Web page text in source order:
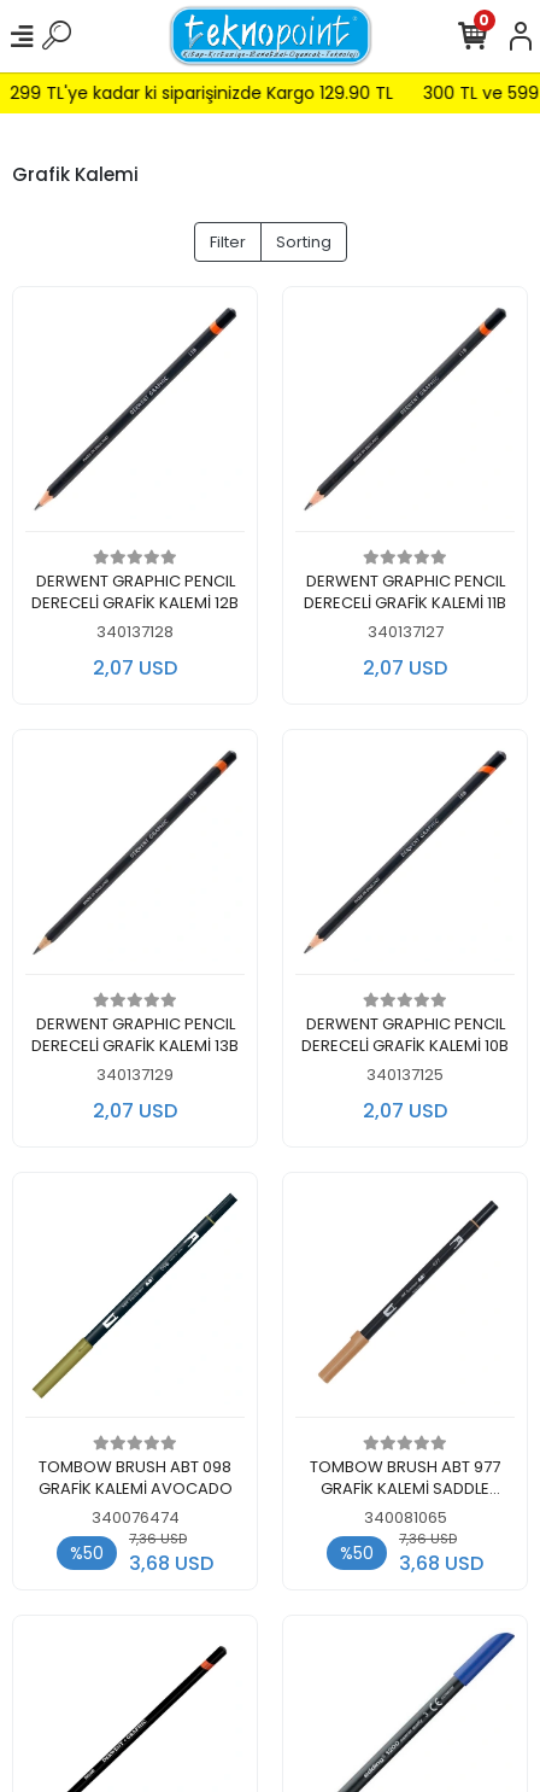
TL'ye kadar ki siparişinizde Kargo 129.90 TL 300 TL ve 599
0
Grafik Kalemi
Filter Sorting
Add to cart
DERWENT GRAPHIC PENCIL
DERECELİ GRAFİK KALEMİ 12B
340137128
2,07 USD
Add to cart
DERWENT GRAPHIC PENCIL
DERECELİ GRAFİK KALEMİ 11B
340137127
2,07 USD
Add to cart
DERWENT GRAPHIC PENCIL
DERECELİ GRAFİK KALEMİ 13B
340137129
2,07 USD
Add to cart
DERWENT GRAPHIC PENCIL
DERECELİ GRAFİK KALEMİ 10B
340137125
2,07 USD
Add to cart
TOMBOW BRUSH ABT 098
GRAFİK KALEMİ AVOCADO
340076474
%50
7,36 USD
3,68 USD
Add to cart
TOMBOW BRUSH ABT 977
GRAFİK KALEMİ SADDLE
BROWN
340081065
%50
7,36 USD
3,68 USD